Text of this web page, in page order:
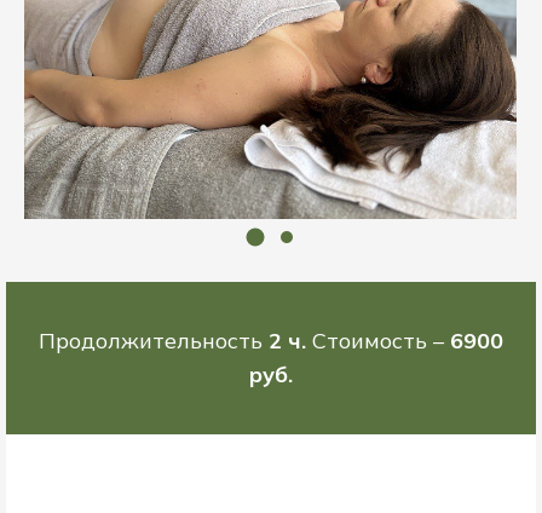
Продолжительность 2 ч. Стоимость – 6900
руб.